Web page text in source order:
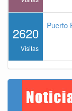
2620
Visitas
Puerto